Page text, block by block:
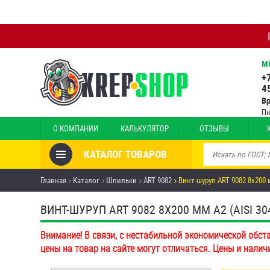
О КОМПАНИИ КАЛЬКУЛЯТОР ОТЗЫВЫ
КАТАЛОГ ТОВАРОВ
Товары со скидкой
Анкеры
Антивандальный крепёж,
инструмент
Болты и винты
Главная Каталог Шпильки ART 9082 Винт-шуруп ART 9082 8х200
ВИНТ-ШУРУП ART 9082 8Х200 ММ А2 (AISI
Внимание! В связи, с нестабильной экономической
цены на товар на сайте могут отличаться. Цены и